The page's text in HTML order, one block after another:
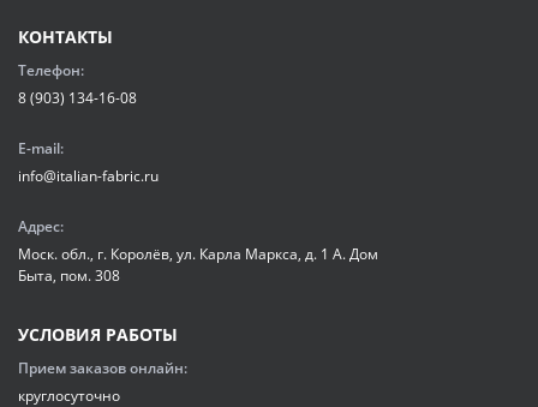
КОНТАКТЫ
Телефон:
8 (903) 134-16-08
E-mail:
info@italian-fabric.ru
Адрес:
Моск. обл., г. Королёв, ул. Карла Маркса, д. 1 А. Дом
Быта, пом. 308
УСЛОВИЯ РАБОТЫ
Прием заказов онлайн:
круглосуточно